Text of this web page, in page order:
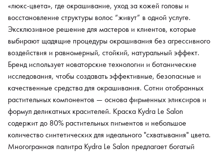
«люкс-цвета», где окрашивание, уход за кожей головы и
восстановление структуры волос “живут” в одной услуге.
Эксклюзивное решение для мастеров и клиентов, которые
выбирают щадящие процедуры окрашивания без агрессивного
воздействия и равномерный, стойкий, натуральный эффект.
Бренд использует новаторские технологии и ботанические
исследования, чтобы создавать эффективные, безопасные и
качественные средства для окрашивания. Сотни отобранных
растительных компонентов — основа фирменных эликсиров и
формул деликатных красителей. Краска Kydra Le Salon
содержит до 80% растительных пигментов и небольшое
количество синтетических для идеального "схватывания" цвета.
Многогранная палитра Kydra Le Salon предлагает богатый